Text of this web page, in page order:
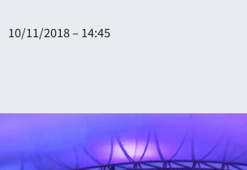
10/11/2018 – 14:45